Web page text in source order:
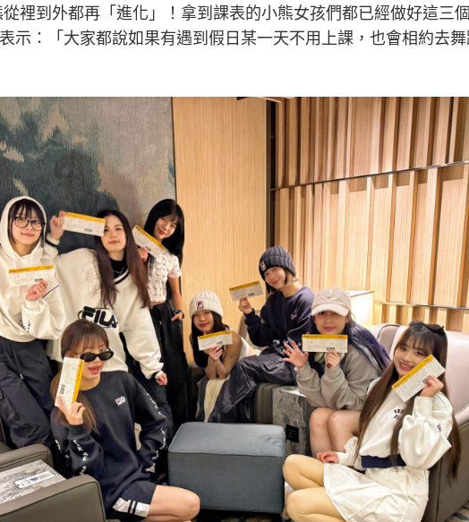
從裡到外都再「進化」！拿到課表的小熊女孩們都已經做好這三
示：「大家都說如果有遇到假日某一天不用上課，也會相約去